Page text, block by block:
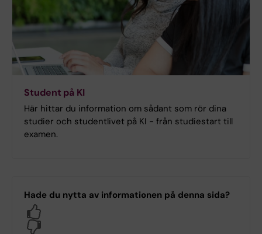
Student på KI
Här hittar du information om sådant som rör dina
studier och studentlivet på KI - från studiestart till
examen.
Hade du nytta av informationen på denna sida?